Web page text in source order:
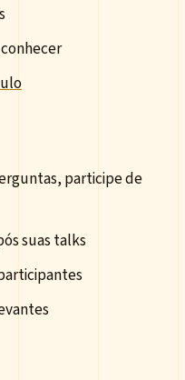
participe de
suas talks